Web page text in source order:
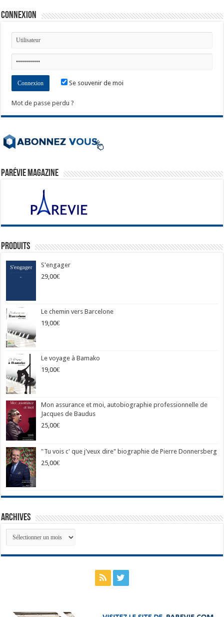
Connexion
Se souvenir de moi
Mot de passe perdu ?
ParéVie Magazine
Produits
S'engager
29,00€
Le chemin vers Barcelone
19,00€
Le voyage à Bamako
19,00€
Mon assurance et moi, autobiographie professionnelle de
Jacques de Baudus
25,00€
"Tu vois c' que j'veux dire" biographie de Pierre Donnersberg
25,00€
Archives
Archives